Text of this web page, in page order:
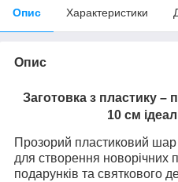
Опис Характеристики
Опис
Заготовка з пластику –
10 см
Прозорий пластиковий
для створення новорічних
подарунків та святкового